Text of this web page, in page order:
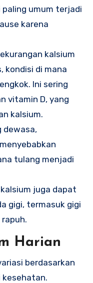
paling umum terjadi
karena
kalsium
kondisi di mana
Ini sering
vitamin D, yang
kalsium.
dewasa,
tulang menjadi
juga dapat
gigi, termasuk gigi
Harian
berdasarkan
kesehatan.